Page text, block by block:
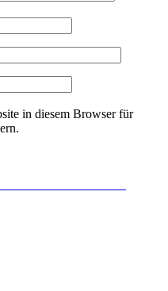
in diesem Browser für